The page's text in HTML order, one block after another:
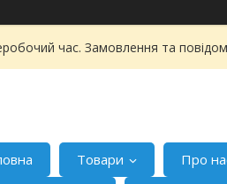
час. Замовлення та
Товари Про